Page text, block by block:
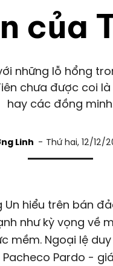
của
những lỗ hổng
chưa được coi
hay các đồng
Linh Thứ hai, 12/12/
Un hiểu trên bán
như kỳ vọng về
mềm. Ngoại lệ
Pacheco Pardo -